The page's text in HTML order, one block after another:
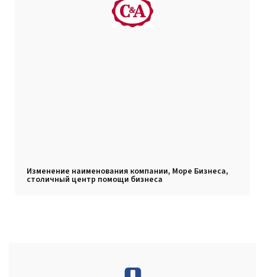
Изменение наименования компании, Море Бизнеса,
столичный центр помощи бизнеса